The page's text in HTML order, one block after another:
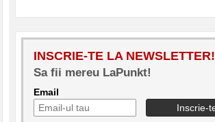
INSCRIE-TE LA NEWSLETTER!
Sa fii mereu LaPunkt!
Email